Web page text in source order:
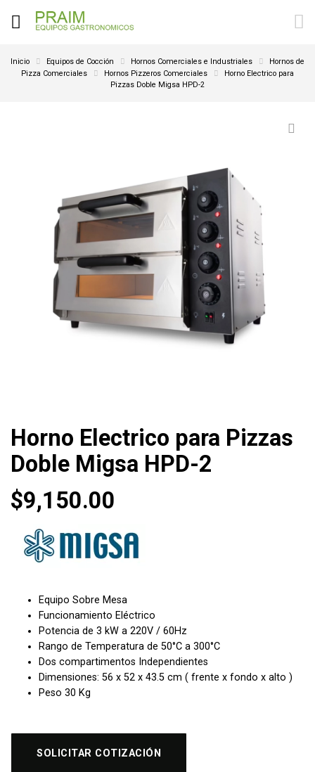
Inicio Equipos de Cocción Hornos Comerciales e Industriales
Hornos de
Pizza Comerciales
Hornos Pizzeros Comerciales
Horno Electrico para
Pizzas Doble Migsa HPD-2
Horno Electrico para Pizzas
Doble Migsa HPD-2
$9,150.00
Equipo Sobre Mesa
Funcionamiento Eléctrico
Potencia de 3 kW a 220V / 60Hz
Rango de Temperatura de 50°C a 300°C
Dos compartimentos Independientes
Dimensiones: 56 x 52 x 43.5 cm ( frente x fondo x alto )
Peso 30 Kg
SOLICITAR COTIZACIÓN